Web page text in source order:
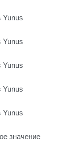
Yunus
Yunus
Yunus
Yunus
Yunus
значение